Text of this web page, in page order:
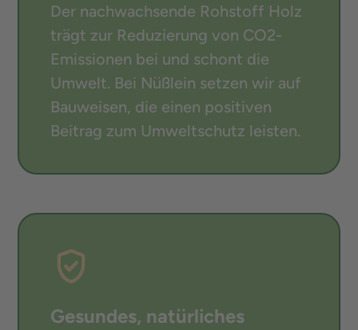
Der nachwachsende Rohstoff Holz
trägt zur Reduzierung von CO2-
Emissionen bei und schont die
Umwelt. Bei Nüßlein setzen wir auf
Bauweisen, die einen positiven
Beitrag zum Umweltschutz leisten.
Gesundes, natürliches